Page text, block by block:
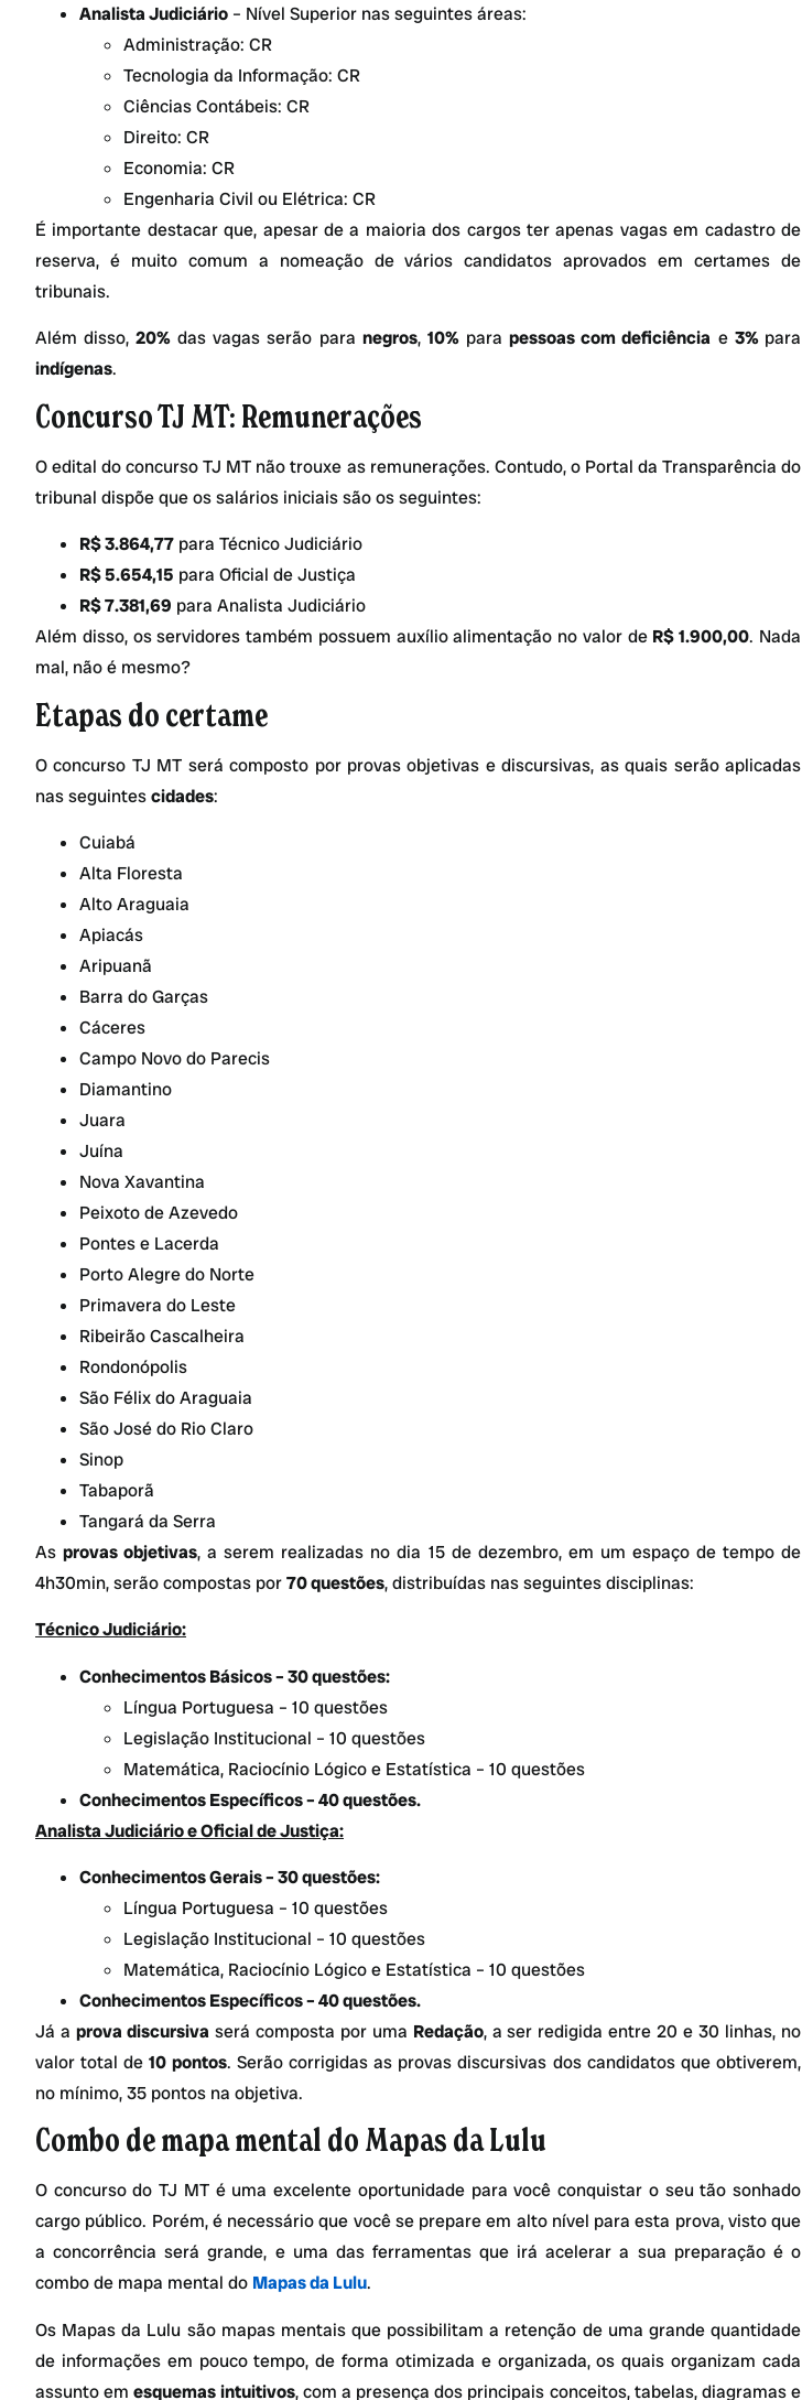
Analista Judiciário – Nível Superior nas seguintes áreas:
Administração: CR
Tecnologia da Informação: CR
Ciências Contábeis: CR
Direito: CR
Economia: CR
Engenharia Civil ou Elétrica: CR
É importante destacar que, apesar de a maioria dos cargos ter apenas vagas em cadastro de
reserva, é muito comum a nomeação de vários candidatos aprovados em certames de
tribunais.
Além disso, 20%das vagas serão para negros,10% para pessoas com deficiência e 3% para
indígenas.
Concurso TJ MT: Remunerações
O edital do concurso TJ MT não trouxe as remunerações. Contudo, o Portal da Transparência do
tribunal dispõe que os salários iniciais são os seguintes:
R$ 3.864,77 para Técnico Judiciário
R$ 5.654,15 para Oficial de Justiça
R$ 7.381,69 para Analista Judiciário
Além disso, os servidores também possuem auxílio alimentação no valor de R$ 1.900,00. Nada
mal, não é mesmo?
Etapas do certame
O concurso TJ MT será composto por provas objetivas e discursivas, as quais serão aplicadas
nas seguintescidades:
Cuiabá
Alta Floresta
Alto Araguaia
Apiacás
Aripuanã
Barra do Garças
Cáceres
Campo Novo do Parecis
Diamantino
Juara
Juína
Nova Xavantina
Peixoto de Azevedo
Pontes e Lacerda
Porto Alegre do Norte
Primavera do Leste
Ribeirão Cascalheira
Rondonópolis
São Félix do Araguaia
São José do Rio Claro
Sinop
Tabaporã
Tangará da Serra
Asprovas objetivas, a serem realizadas no dia 15 de dezembro, em um espaço de tempo de
4h30min, serão compostas por70 questões, distribuídas nas seguintes disciplinas:
Técnico Judiciário:
Conhecimentos Básicos – 30 questões:
Língua Portuguesa – 10 questões
Legislação Institucional – 10 questões
Matemática, Raciocínio Lógico e Estatística – 10 questões
Conhecimentos Específicos – 40 questões.
Analista Judiciário e Oficial de Justiça:
Conhecimentos Gerais – 30 questões:
Língua Portuguesa – 10 questões
Legislação Institucional – 10 questões
Matemática, Raciocínio Lógico e Estatística – 10 questões
Conhecimentos Específicos – 40 questões.
Já a prova discursivaserá composta por uma Redação, a ser redigida entre 20 e 30 linhas, no
valor total de10 pontos. Serão corrigidas as provas discursivas dos candidatos que obtiverem,
no mínimo, 35 pontos na objetiva.
Combo de mapa mental do Mapas da Lulu
O concurso do TJ MT é uma excelente oportunidade para você conquistar o seu tão sonhado
cargo público. Porém, é necessário que você se prepare em alto nível para esta prova, visto que
a concorrência será grande, e uma das ferramentas que irá acelerar a sua preparação é o
combo de mapa mental do Mapas da Lulu.
Os Mapas da Lulu são mapas mentais que possibilitam a retenção de uma grande quantidade
de informações em pouco tempo, de forma otimizada e organizada, os quais organizam cada
assunto emesquemas intuitivos, com a presença dos principais conceitos, tabelas, diagramas e